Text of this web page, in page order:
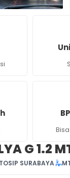
G 1.2
SURABAYA